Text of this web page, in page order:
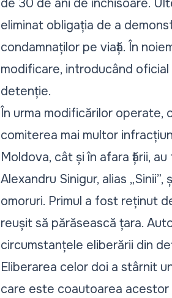
de 30 de ani de închisoare.
eliminat obligația de a
condamnaților pe viață. În
modificare, introducând
detenție.
În urma modificărilor operate,
comiterea mai multor
Moldova, cât și în afara țării,
Alexandru Sinigur, alias
omoruri. Primul a fost reținut
reușit să părăsească țara.
circumstanțele eliberării din
Eliberarea celor doi a stârnit
care este coautoarea acestor